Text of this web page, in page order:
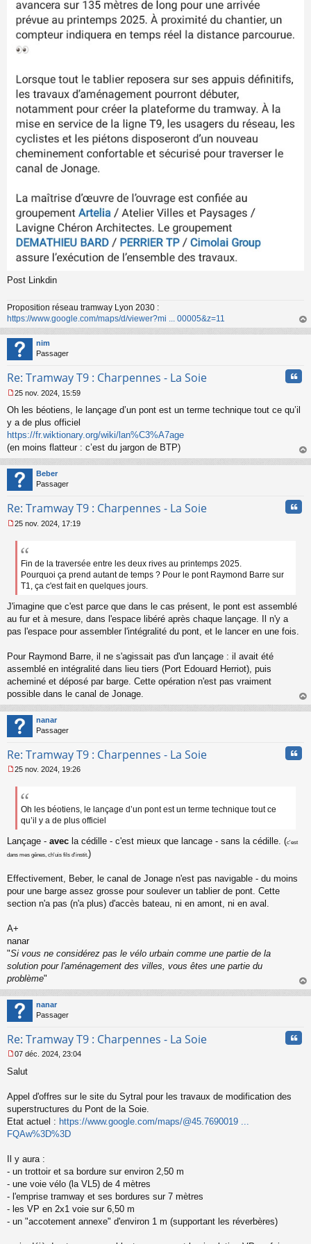
Post Linkdin
Proposition réseau tramway Lyon 2030 :
https://www.google.com/maps/d/viewer?mi ... 00005&z=11
au
nim
Passager
Re: Tramway T9 : Charpennes - La Soie
e
s
s
a
g
n
o
l
u
25 nov. 2024, 15:59
Oh les béotiens, le lançage d’un pont est un terme technique tout ce qu’il
y a de plus officiel
https://fr.wiktionary.org/wiki/lan%C3%A7age
(en moins flatteur : c’est du jargon de BTP)
au
Beber
Passager
Re: Tramway T9 : Charpennes - La Soie
e
e
n
l
25 nov. 2024, 17:19
Fin de la traversée entre les deux rives au printemps 2025.
Pourquoi ça prend autant de temps ? Pour le pont Raymond Barre sur
T1, ça c'est fait en quelques jours.
J'imagine que c'est parce que dans le cas présent, le pont est assemblé
au fur et à mesure, dans l'espace libéré après chaque lançage. Il n'y a
pas l'espace pour assembler l'intégralité du pont, et le lancer en une fois.
Pour Raymond Barre, il ne s'agissait pas d'un lançage : il avait été
assemblé en intégralité dans lieu tiers (Port Edouard Herriot), puis
acheminé et déposé par barge. Cette opération n'est pas vraiment
possible dans le canal de Jonage.
au
nanar
Passager
Re: Tramway T9 : Charpennes - La Soie
e
g
e
l
u
25 nov. 2024, 19:26
Oh les béotiens, le lançage d’un pont est un terme technique tout ce
qu’il y a de plus officiel
Lançage - avec la cédille - c'est mieux que lancage - sans la cédille. (c'est
dans mes gênes, ch'uis fils d'instit. )
Effectivement, Beber, le canal de Jonage n'est pas navigable - du moins
pour une barge assez grosse pour soulever un tablier de pont. Cette
section n'a pas (n'a plus) d'accès bateau, ni en amont, ni en aval.
A+
nanar
"Si vous ne considérez pas le vélo urbain comme une partie de la
solution pour l'aménagement des villes, vous êtes une partie du
problème"
au
nanar
Passager
Re: Tramway T9 : Charpennes - La Soie
e
s
a
g
e
n
n
l
u
07 déc. 2024, 23:04
Salut
Appel d'offres sur le site du Sytral pour les travaux de modification des
superstructures du Pont de la Soie.
Etat actuel : https://www.google.com/maps/@45.7690019 ...
FQAw%3D%3D
Il y aura :
- un trottoir et sa bordure sur environ 2,50 m
- une voie vélo (la VL5) de 4 mètres
- l'emprise tramway et ses bordures sur 7 mètres
- les VP en 2x1 voie sur 6,50 m
- un "accotement annexe" d'environ 1 m (supportant les réverbères)